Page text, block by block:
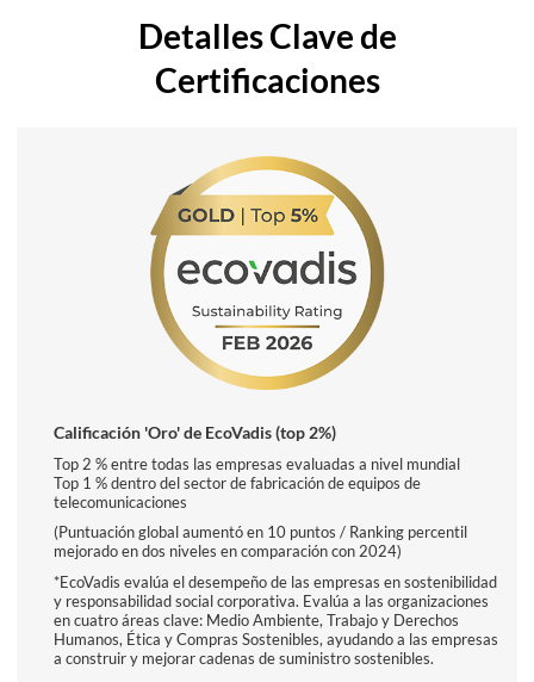
Detalles Clave de
Certificaciones
Calificación 'Oro' de EcoVadis (top 2%)
Top 2 % entre todas las empresas evaluadas a nivel mundial
Top 1 % dentro del sector de fabricación de equipos de
telecomunicaciones
(Puntuación global aumentó en 10 puntos / Ranking percentil
mejorado en dos niveles en comparación con 2024)
*EcoVadis evalúa el desempeño de las empresas en sostenibilidad
y responsabilidad social corporativa. Evalúa a las organizaciones
en cuatro áreas clave: Medio Ambiente, Trabajo y Derechos
Humanos, Ética y Compras Sostenibles, ayudando a las empresas
a construir y mejorar cadenas de suministro sostenibles.